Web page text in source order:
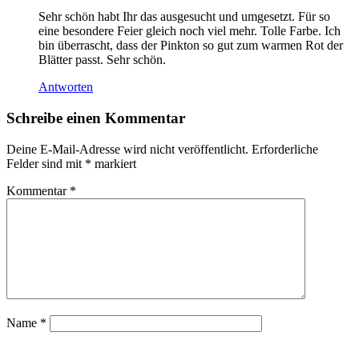
Sehr schön habt Ihr das ausgesucht und umgesetzt. Für so
eine besondere Feier gleich noch viel mehr. Tolle Farbe. Ich
bin überrascht, dass der Pinkton so gut zum warmen Rot der
Blätter passt. Sehr schön.
Antworten
Schreibe einen Kommentar
Deine E-Mail-Adresse wird nicht veröffentlicht. Erforderliche
Felder sind mit * markiert
Kommentar *
Name *